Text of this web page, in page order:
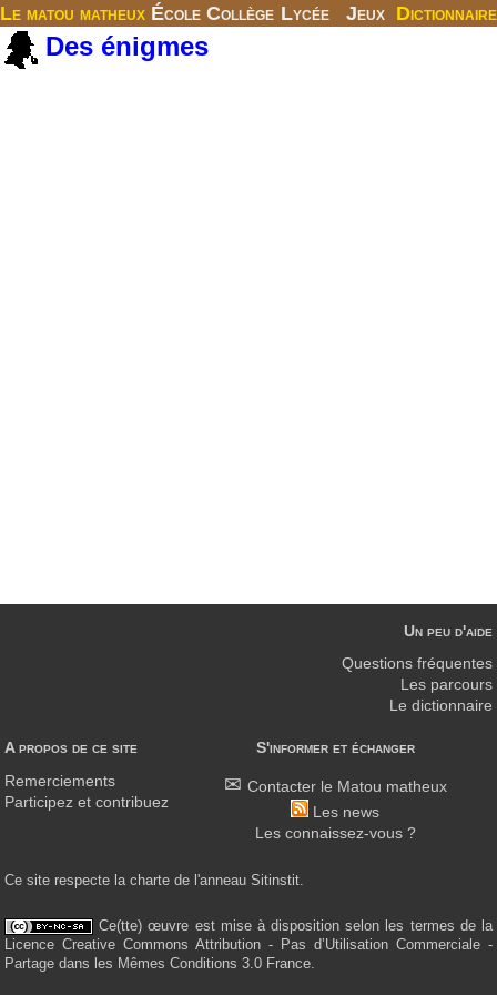
Le matou matheux École Collège Lycée Jeux Dictionnaire
Des énigmes
A propos de ce site
Remerciements
Participez et contribuez
S'informer et échanger
Contacter le Matou matheux
Les news
Les connaissez-vous ?
Un peu d'aide
Questions fréquentes
Les parcours
Le dictionnaire
Ce site respecte la charte de l'anneau Sitinstit.
Ce(tte) œuvre est mise à disposition selon les termes de la
Licence Creative Commons Attribution - Pas d’Utilisation Commerciale -
Partage dans les Mêmes Conditions 3.0 France.